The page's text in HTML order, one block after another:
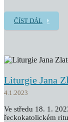
ČÍST DÁL
Liturgie Jana
4.1.2023
Ve středu 18. 1.
řeckokatolickém